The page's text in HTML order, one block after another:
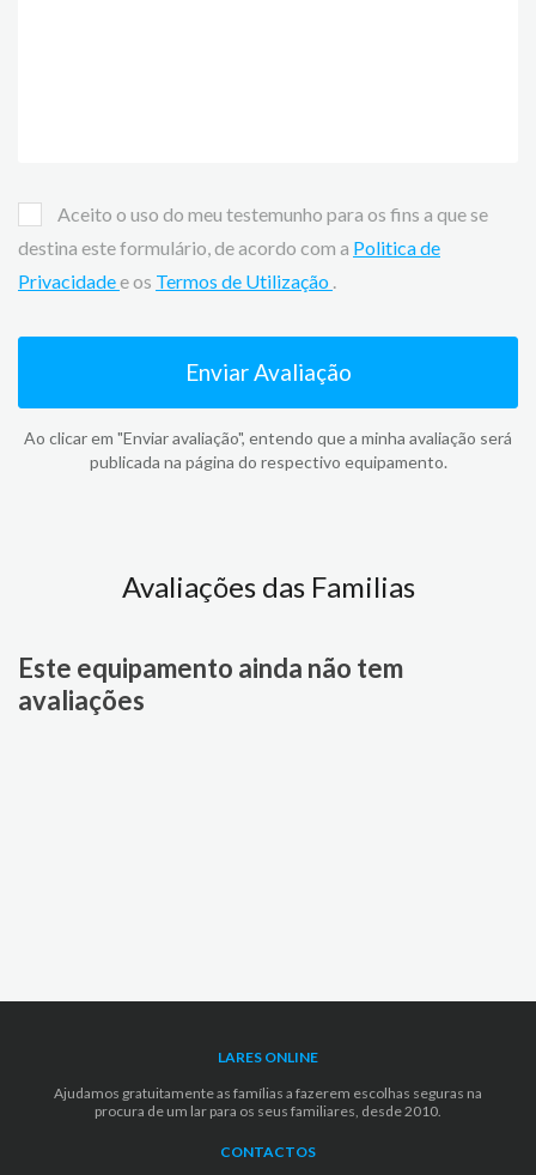
Aceito o uso do meu testemunho para os fins a que se
destina este formulário, de acordo com a Politica de
Privacidadee os Termos de Utilização .
Enviar Avaliação
Ao clicar em "Enviar avaliação", entendo que a minha avaliação será
publicada na página do respectivo equipamento.
Avaliações das Familias
Este equipamento ainda não tem
avaliações
LARES ONLINE
Ajudamos gratuitamente as famílias a fazerem escolhas seguras na
procura de um lar para os seus familiares, desde 2010.
CONTACTOS